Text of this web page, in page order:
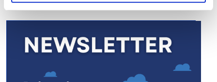
R E K L A M A